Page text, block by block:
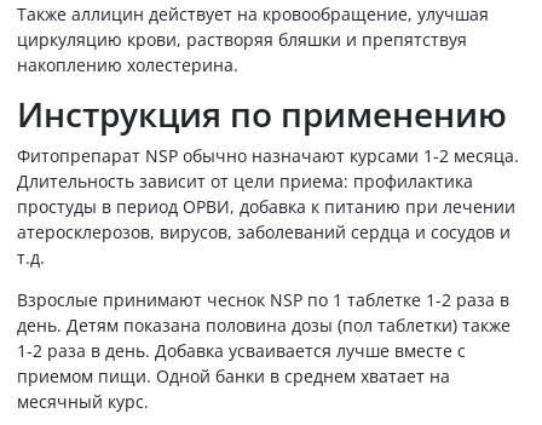
Также аллицин действует на кровообращение, улучшая
циркуляцию крови, растворяя бляшки и препятствуя
накоплению холестерина.
Инструкция по применению
Фитопрепарат NSP обычно назначают курсами 1-2 месяца.
Длительность зависит от цели приема: профилактика
простуды в период ОРВИ, добавка к питанию при лечении
атеросклерозов, вирусов, заболеваний сердца и сосудов и
т.д.
Взрослые принимают чеснок NSP по 1 таблетке 1-2 раза в
день. Детям показана половина дозы (пол таблетки) также
1-2 раза в день. Добавка усваивается лучше вместе с
приемом пищи. Одной банки в среднем хватает на
месячный курс.